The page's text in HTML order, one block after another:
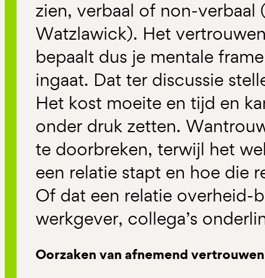
zien, verbaal of non-verbaal
Watzlawick). Het
bepaalt dus je mentale
ingaat. Dat ter discussie
Het kost moeite en tijd en
onder druk zetten.
te doorbreken, terwijl het
een relatie stapt en hoe die
Of dat een relatie overheid-
werkgever, collega’s
Oorzaken van afnemend vertrouwen